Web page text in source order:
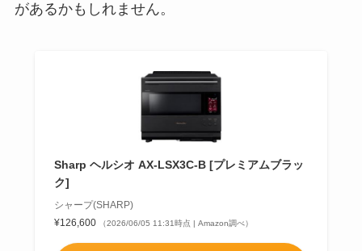
があるかもしれません。
Sharp ヘルシオ AX-LSX3C-B [プレミアムブラッ
ク]
シャープ(SHARP)
¥126,600
（2026/06/05 11:31時点 | Amazon調べ）